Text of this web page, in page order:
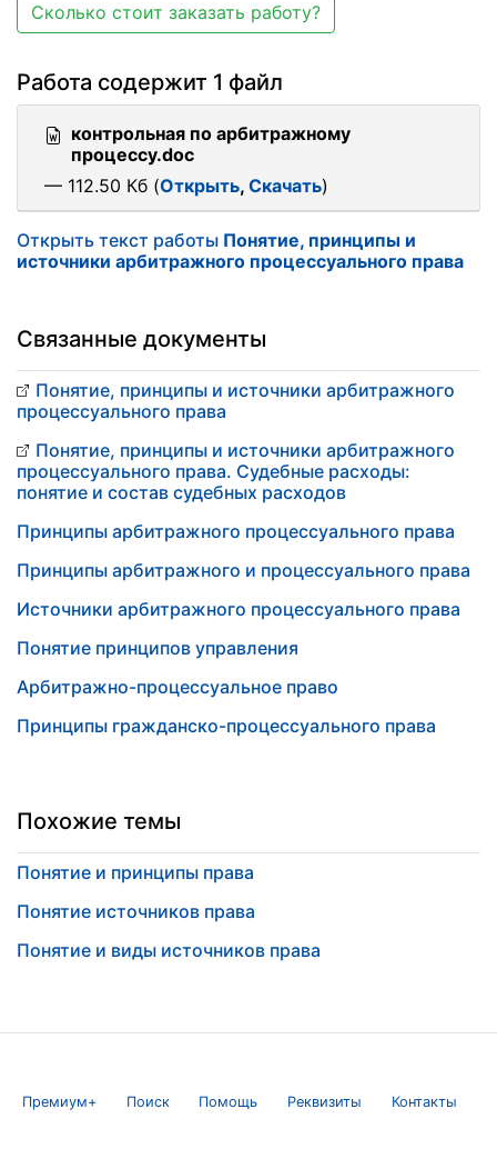
Сколько стоит заказать работу?
Работа содержит 1 файл
контрольная по арбитражному
процессу.doc
— 112.50 Кб (Открыть, Скачать)
Открыть текст работы Понятие, принципы и
источники арбитражного процессуального права
Связанные документы
Понятие, принципы и источники арбитражного
процессуального права
Понятие, принципы и источники арбитражного
процессуального права. Судебные расходы:
понятие и состав судебных расходов
Принципы арбитражного процессуального права
Принципы арбитражного и процессуального права
Источники арбитражного процессуального права
Понятие принципов управления
Арбитражно-процессуальное право
Принципы гражданско-процессуального права
Похожие темы
Понятие и принципы права
Понятие источников права
Понятие и виды источников права
Премиум+ Поиск Помощь Реквизиты Контакты